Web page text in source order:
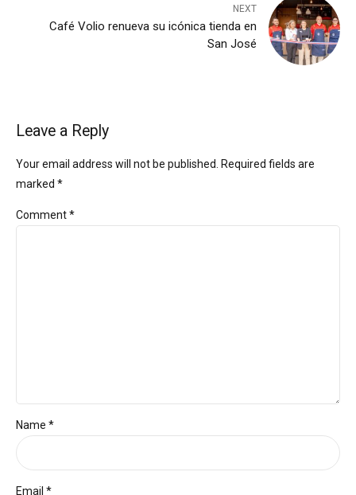
NEXT
Café Volio renueva su icónica tienda en
San José
Leave a Reply
Your email address will not be published. Required fields are
marked *
Comment*
Name *
Email *